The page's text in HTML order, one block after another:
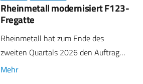
Rheinmetall modernisiert F123-
Fregatte
Rheinmetall hat zum Ende des
zweiten Quartals 2026 den Auftrag…
Mehr